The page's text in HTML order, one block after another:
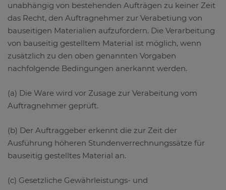
unabhängig von bestehenden Aufträgen zu keiner Zeit
das Recht, den Auftragnehmer zur Verabetiung von
bauseitigen Materialien aufzufordern. Die Verarbeitung
von bauseitig gestelltem Material ist möglich, wenn
zusätzlich zu den oben genannten Vorgaben
nachfolgende Bedingungen anerkannt werden.
(a) Die Ware wird vor Zusage zur Verabeitung vom
Auftragnehmer geprüft.
(b) Der Auftraggeber erkennt die zur Zeit der
Ausführung höheren Stundenverrechnungssätze für
bauseitig gestelltes Material an.
(c) Gesetzliche Gewährleistungs- und